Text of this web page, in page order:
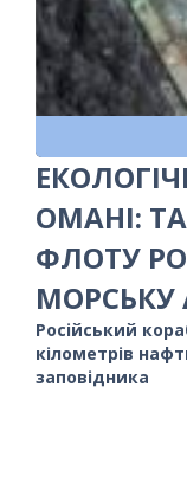
ОМАНІ:
ФЛОТУ
МОРСЬКУ
Російський
кілометрів
заповідника